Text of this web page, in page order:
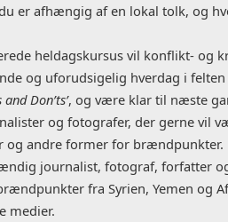
er afhængig af en lokal tolk, og
heldagskursus vil konflikt- og
og uforudsigelig hverdag i
and Don’ts’, og være klar til næste
og fotografer, der gerne vil
og andre former for brændpunkter.
journalist, fotograf, forfatter
fra Syrien, Yemen og
medier.